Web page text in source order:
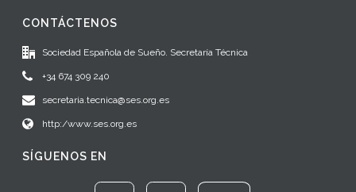
CONTÁCTENOS
Sociedad Española de Sueño. Secretaría Técnica
+34 674 309 240
secretaria.tecnica@ses.org.es
http:/www.ses.org.es
SÍGUENOS EN